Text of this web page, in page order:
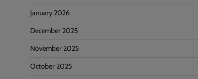
January 2026
December 2025
November 2025
October 2025